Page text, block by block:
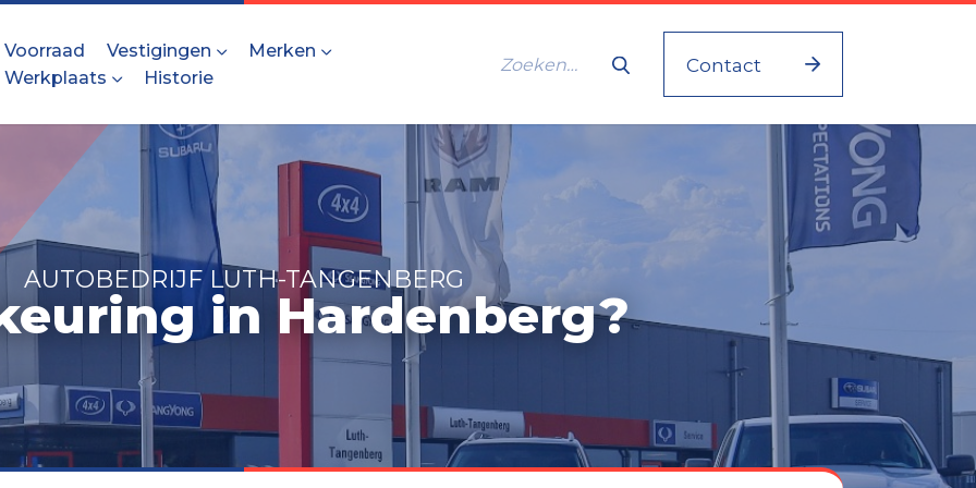
Voorraad Vestigingen
Merken
Werkplaats
Historie
Contact
AUTOBEDRIJF LUTH-TANGENBERG
in Hardenberg?